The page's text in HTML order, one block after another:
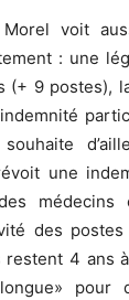
Morel voit
: une
(+ 9 postes),
une
médecins
des
4 ans
pour